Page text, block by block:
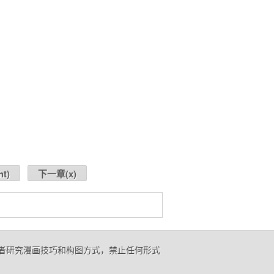
) 下一章(x)
研究漫画技巧和构图方式，禁止任何形式